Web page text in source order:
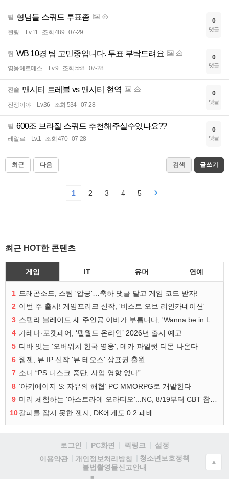
팀 형님들 스쿼드 투표좀
완링 Lv.11 조회 489 07-29
0
댓글
팀 WB 10경 팀 고민중입니다. 투표 부탁드려요
영웅헤르메스 Lv.9 조회 558 07-28
0
댓글
전술 맨시티 트레블 vs 맨시티 현역
전쟁이야 Lv.36 조회 534 07-28
0
댓글
팀 600조 브라질 스쿼드 추천해주실수있나요??
레알르 Lv.1 조회 470 07-28
0
댓글
최근 다음 검색 글쓰기
1 2 3 4 5
최근 HOT한 콘텐츠
게임 IT 유머 연예
1 드래곤소드, 스팀 '압긍'…축하 댓글 달고 게임 코드 받자!
2 이번 주 출시! 게임프리크 신작, '비스트 오브 리인카네이션'
3
4 가레나·포켓페어, ‘팰월드 온라인’ 2026년 출시 예고
5 디바 잇는 '오버워치 한국 영웅', 메카 파일럿 디몬 나온다
6 웹젠, 뮤 IP 신작 '뮤 테오스' 상표권 출원
7 소니 “PS 디스크 중단, 사업 영향 없다”
8 ‘아키에이지 S: 자유의 해협’ PC MMORPG로 개발한다
9
10갈피를 잡지 못한 젠지, DK에게도 0:2 패배
로그인 PC화면 퀵링크
설정
이용약관
개인정보처리방침
청소년보호정책
불법촬영물신고안내
▲